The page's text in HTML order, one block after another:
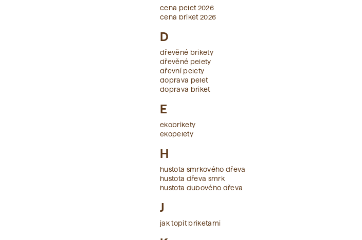
cena pelet 2026
cena briket 2026
D
dřevěné brikety
dřevěné pelety
dřevní pelety
doprava pelet
doprava briket
E
ekobrikety
ekopelety
H
hustota smrkového dřeva
hustota dřeva smrk
hustota dubového dřeva
J
jak topit briketami